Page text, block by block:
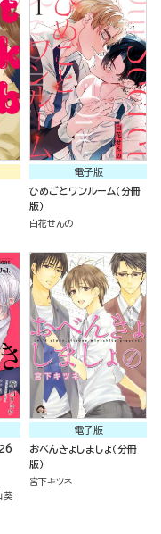
電子版
ひめごとワンルーム（分冊
版）
白花せんの
葵
電子版
おべんきょしましょ（分冊
版）
宮下キツネ